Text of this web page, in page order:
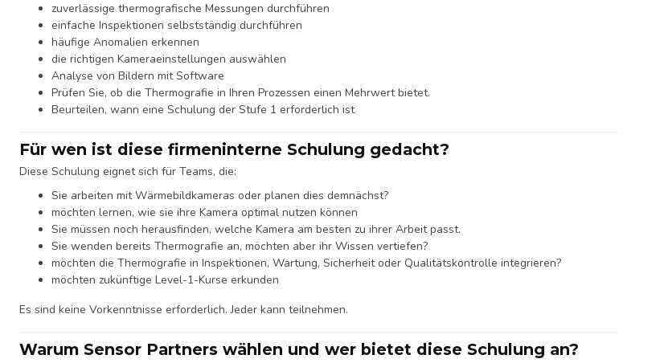
zuverlässige thermografische Messungen durchführen
einfache Inspektionen selbstständig durchführen
häufige Anomalien erkennen
die richtigen Kameraeinstellungen auswählen
Analyse von Bildern mit Software
Prüfen Sie, ob die Thermografie in Ihren Prozessen einen Mehrwert bietet.
Beurteilen, wann eine Schulung der Stufe 1 erforderlich ist
Für wen ist diese firmeninterne Schulung gedacht?
Diese Schulung eignet sich für Teams, die:
Sie arbeiten mit Wärmebildkameras oder planen dies demnächst?
möchten lernen, wie sie ihre Kamera optimal nutzen können
Sie müssen noch herausfinden, welche Kamera am besten zu ihrer Arbeit passt.
Sie wenden bereits Thermografie an, möchten aber ihr Wissen vertiefen?
möchten die Thermografie in Inspektionen, Wartung, Sicherheit oder Qualitätskontrolle integrieren?
möchten zukünftige Level-1-Kurse erkunden
Es sind keine Vorkenntnisse erforderlich. Jeder kann teilnehmen.
Warum Sensor Partners wählen und wer bietet diese Schulung an?